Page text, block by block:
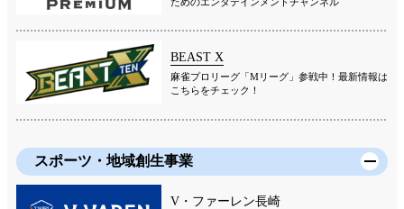
ためのエンタテインメントチャンネル
BEAST X
麻雀プロリーグ「Mリーグ」参戦中！最新情報は
こちらをチェック！
スポーツ・地域創生事業
V・ファーレン長崎